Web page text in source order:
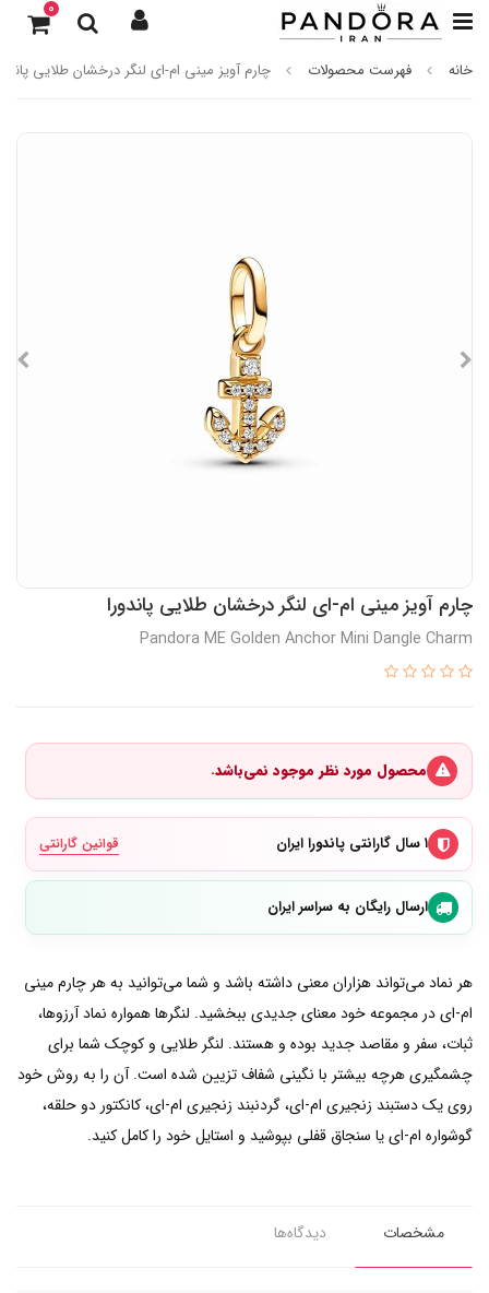
0
خانه فهرست محصولات چارم آویز مینی ام-ای لنگر درخشان طلایی
چارم آویز مینی ام-ای لنگر درخشان طلایی پاندورا
Pandora ME Golden Anchor Mini Dangle Charm
محصول مورد نظر موجود نمی‌باشد.
۱ سال گارانتی پاندورا ایران قوانین گارانتی
ارسال رایگان به سراسر ایران
هر نماد می‌تواند هزاران معنی داشته باشد و شما می‌توانید به هر چارم مینی
ام-ای در مجموعه خود معنای جدیدی ببخشید. لنگرها همواره نماد آرزوها،
ثبات، سفر و مقاصد جدید بوده و هستند. لنگر طلایی و کوچک شما برای
چشمگیری هرچه بیشتر با نگینی شفاف تزیین شده است. آن را به روش خود
روی یک دستبند زنجیری ام-ای، گردنبند زنجیری ام-ای، کانکتور دو حلقه،
گوشواره ام-ای یا سنجاق قفلی بپوشید و استایل خود را کامل کنید.
مشخصات دیدگاه‌ها